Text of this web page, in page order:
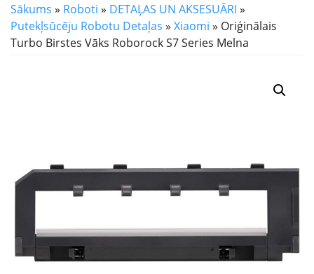
Sākums » Roboti » DETAĻAS UN AKSESUĀRI »
Putekļsūcēju Robotu Detaļas » Xiaomi » Oriģinālais
Turbo Birstes Vāks Roborock S7 Series Melna